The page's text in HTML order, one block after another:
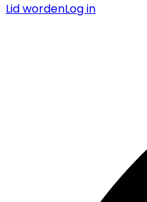
Lid wordenLog in